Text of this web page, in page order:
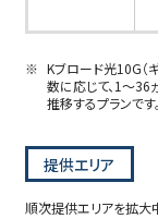
Kブロード光10G（
数に応じて、1〜
推移するプランです。
提供エリア
順次提供エリアを拡大